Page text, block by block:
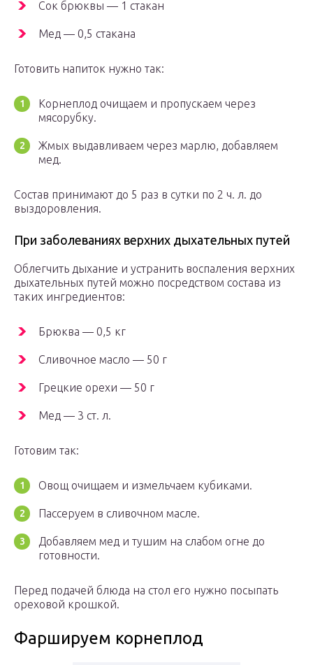
Сок брюквы — 1 стакан
Мед — 0,5 стакана
Готовить напиток нужно так:
Корнеплод очищаем и пропускаем через
мясорубку.
Жмых выдавливаем через марлю, добавляем
мед.
Состав принимают до 5 раз в сутки по 2 ч. л. до
выздоровления.
При заболеваниях верхних дыхательных путей
Облегчить дыхание и устранить воспаления верхних
дыхательных путей можно посредством состава из
таких ингредиентов:
Брюква — 0,5 кг
Сливочное масло — 50 г
Грецкие орехи — 50 г
Мед — 3 ст. л.
Готовим так:
Овощ очищаем и измельчаем кубиками.
Пассеруем в сливочном масле.
Добавляем мед и тушим на слабом огне до
готовности.
Перед подачей блюда на стол его нужно посыпать
ореховой крошкой.
Фаршируем корнеплод